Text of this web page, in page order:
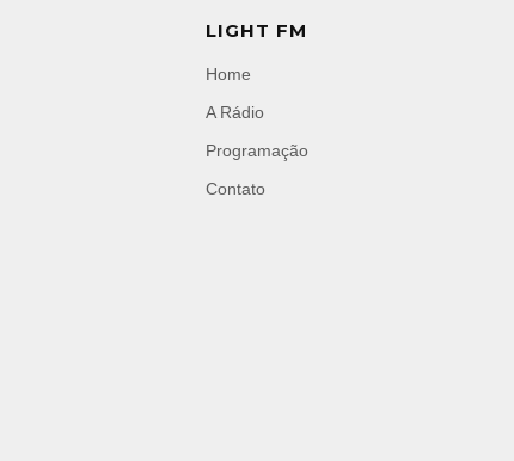
LIGHT FM
Home
A Rádio
Programação
Contato